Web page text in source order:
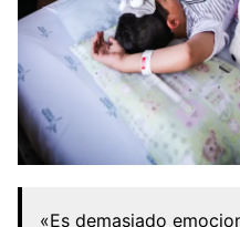
«Es demasiado